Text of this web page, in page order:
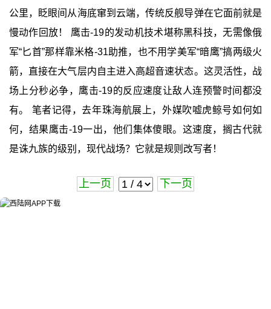
公里，眨眼间从海底窜到云端，传统反舰导弹在它面前就是
慢动作回放！ 鹰击-19的发动机技术堪称黑科技，无需像俄
军“匕首”那样靠米格-31助推，也不用学美军“暗鹰”搞两级火
箭，直接在大气层内自主进入高超音速状态。这灵活性，战
场上分秒必争，鹰击-19的反应速度让敌人连预警时间都没
有。 笔者记得，去年珠海航展上，外媒吹嘘虎鲸号如何如
何，结果鹰击-19一出，他们集体傻眼。这速度，搁古代就
是诛九族的级别，现代战场？它就是规则改写者！
上一页 下一页